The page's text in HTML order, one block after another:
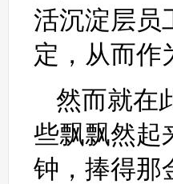
活沉淀层员
定，从而作
然而就在
些飘飘然起
钟，捧得那